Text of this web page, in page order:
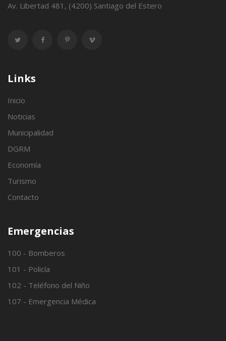
Av. Libertad 481, (4200) Santiago del Estero
Links
Inicio
Noticias
Municipalidad
DGRM
Economía
Turismo
Contacto
Emergencias
100 - Bomberos
101 - Policía
102 - Teléfono del Niño
107 - Emergencia Médica